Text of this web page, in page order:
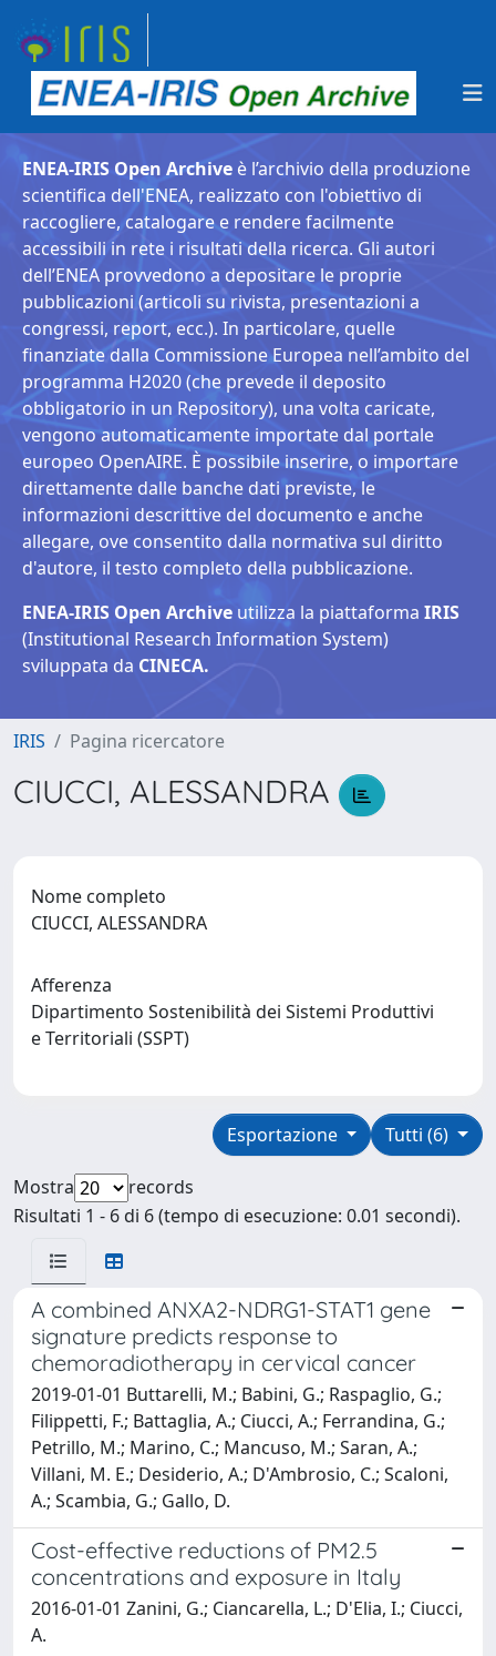
ENEA-IRIS Open Archive è l’archivio della produzione
scientifica dell'ENEA, realizzato con l'obiettivo di
raccogliere, catalogare e rendere facilmente
accessibili in rete i risultati della ricerca. Gli autori
dell’ENEA provvedono a depositare le proprie
pubblicazioni (articoli su rivista, presentazioni a
congressi, report, ecc.). In particolare, quelle
finanziate dalla Commissione Europea nell’ambito del
programma H2020 (che prevede il deposito
obbligatorio in un Repository), una volta caricate,
vengono automaticamente importate dal portale
europeo OpenAIRE. È possibile inserire, o importare
direttamente dalle banche dati previste, le
informazioni descrittive del documento e anche
allegare, ove consentito dalla normativa sul diritto
d'autore, il testo completo della pubblicazione.
ENEA-IRIS Open Archive utilizza la piattaforma IRIS
(Institutional Research Information System)
sviluppata da CINECA.
IRIS Pagina ricercatore
CIUCCI, ALESSANDRA
Nome completo
CIUCCI, ALESSANDRA
Afferenza
Dipartimento Sostenibilità dei Sistemi Produttivi
e Territoriali (SSPT)
Tutti (6)
Esportazione
Mostra
records
Risultati 1 - 6 di 6 (tempo di esecuzione: 0.01 secondi).
A combined ANXA2-NDRG1-STAT1 gene
signature predicts response to
chemoradiotherapy in cervical cancer
2019-01-01 Buttarelli, M.; Babini, G.; Raspaglio, G.;
Filippetti, F.; Battaglia, A.; Ciucci, A.; Ferrandina, G.;
Petrillo, M.; Marino, C.; Mancuso, M.; Saran, A.;
Villani, M. E.; Desiderio, A.; D'Ambrosio, C.; Scaloni,
A.; Scambia, G.; Gallo, D.
Cost-effective reductions of PM2.5
concentrations and exposure in Italy
2016-01-01 Zanini, G.; Ciancarella, L.; D'Elia, I.; Ciucci,
A.